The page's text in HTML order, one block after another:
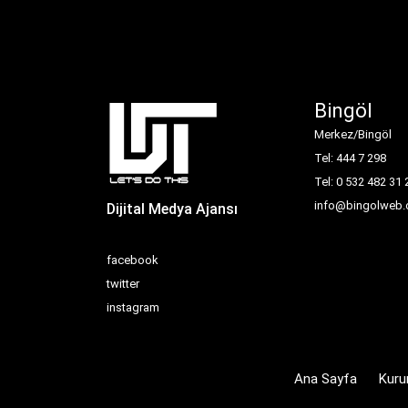
Dijital Medya Ajansı
facebook
twitter
instagram
Bingöl
Merkez/Bingöl
Tel: 444 7 298
Tel: 0 532 482 31
Ana Sayfa